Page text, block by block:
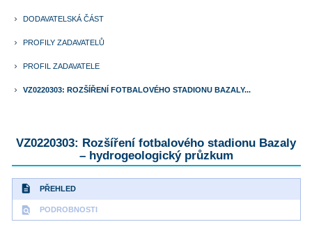
keyboard_arrow_right DODAVATELSKÁ ČÁST
keyboard_arrow_right PROFILY ZADAVATELŮ
keyboard_arrow_right PROFIL ZADAVATELE
keyboard_arrow_right VZ0220303: ROZŠÍŘENÍ FOTBALOVÉHO STADIONU BAZALY...
VZ0220303: Rozšíření fotbalového stadionu Bazaly
– hydrogeologický průzkum
description PŘEHLED
find_in_page PODROBNOSTI